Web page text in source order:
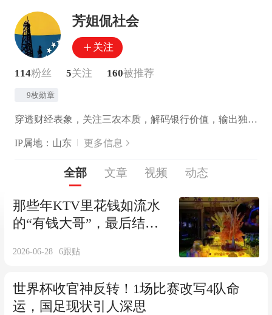
芳姐侃社会
关注
114粉丝 5关注 160被推荐
9枚勋章
穿透财经表象，关注三农本质，解码银行价值，输出独立思考
IP属地：山东 更多信息
全部 文章 视频 动态
那些年KTV里花钱如流水
的“有钱大哥”，最后结局
2026-06-28 6跟贴
世界杯收官神反转！1场比赛改写4队命
运，国足现状引人深思